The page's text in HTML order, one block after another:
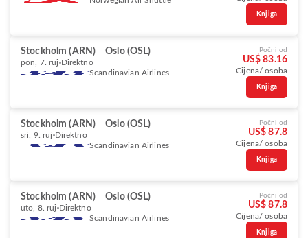
Knjiga
Stockholm (ARN) Oslo (OSL)
pon, 7. ruj Direktno
Scandinavian Airlines
Počni od
US$ 83.16
Cijena/ osoba
Knjiga
Stockholm (ARN) Oslo (OSL)
sri, 9. ruj Direktno
Scandinavian Airlines
Počni od
US$ 87.8
Cijena/ osoba
Knjiga
Stockholm (ARN) Oslo (OSL)
uto, 8. ruj Direktno
Scandinavian Airlines
Počni od
US$ 87.8
Cijena/ osoba
Knjiga